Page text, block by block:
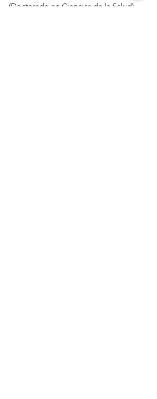
(Doctorado en Ciencias de la Salud)